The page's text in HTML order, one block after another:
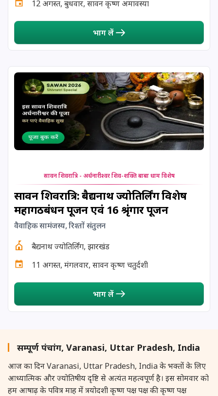
12 अगस्त, बुधवार, सावन कृष्ण अमावस्या
भाग लें
सावन शिवरात्रि - अर्धनारीश्वर शिव-शक्ति बाबा धाम विशेष
सावन शिवरात्रि: बैद्यनाथ ज्योतिर्लिंग विशेष
महागठबंधन पूजन एवं 16 श्रृंगार पूजन
वैवाहिक सामंजस्य, रिश्तों संतुलन
बैद्यनाथ ज्योतिर्लिंग, झारखंड
11 अगस्त, मंगलवार, सावन कृष्ण चतुर्दशी
भाग लें
सम्पूर्ण पंचांग, Varanasi, Uttar Pradesh, India
आज का दिन Varanasi, Uttar Pradesh, India के भक्तों के लिए
आध्यात्मिक और ज्योतिषीय दृष्टि से अत्यंत महत्वपूर्ण है। इस सोमवार को
हम आषाढ़ के पवित्र माह में त्रयोदशी कृष्ण पक्ष पक्ष की कृष्ण पक्ष